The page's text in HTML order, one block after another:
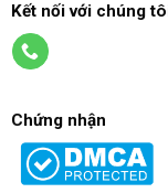
Kết nối với chúng
Chứng nhận